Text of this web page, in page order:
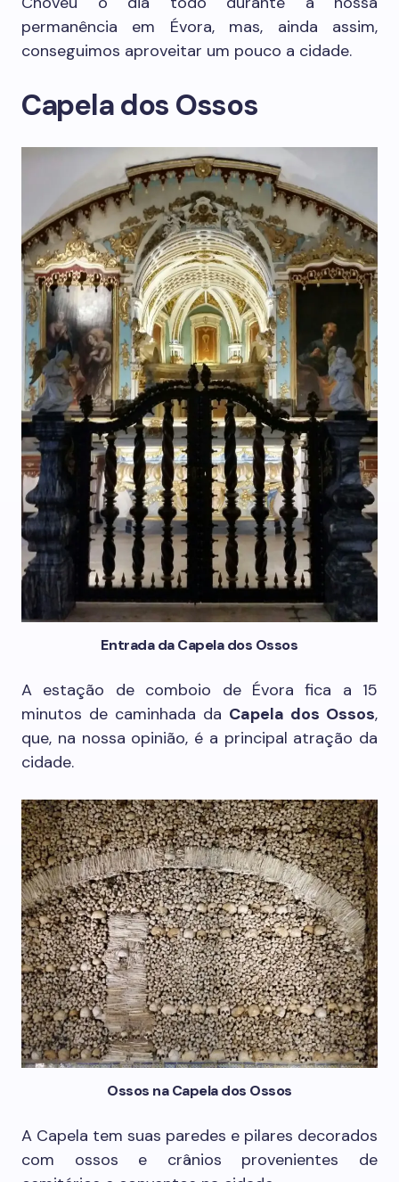
permanência em Évora, mas, ainda assim,
conseguimos aproveitar um pouco a cidade.
Capela dos Ossos
Entrada da Capela dos Ossos
A estação de comboio de Évora fica a 15
minutos de caminhada da Capela dos Ossos,
que, na nossa opinião, é a principal atração da
cidade.
Ossos na Capela dos Ossos
A Capela tem suas paredes e pilares decorados
com ossos e crânios provenientes de